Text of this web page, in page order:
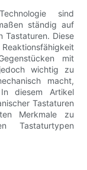
sind
ständig auf
Tastaturen. Diese
mit
wichtig zu
macht,
diesem Artikel
Tastaturen
Merkmale zu
Tastaturtypen